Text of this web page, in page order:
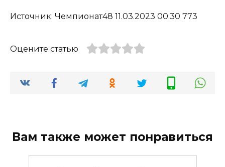
Источник: Чемпионат48 11.03.2023 00:30 773
Оцените статью
Вам также может понравиться